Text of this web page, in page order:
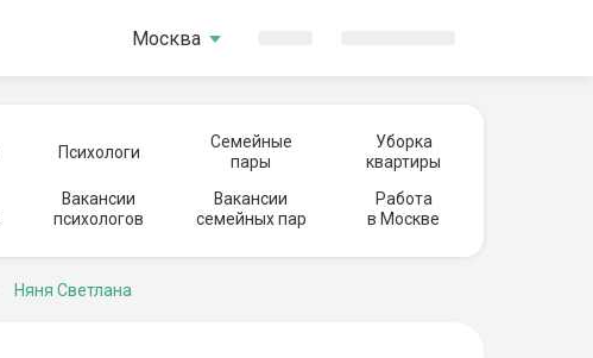
Москва
Психологи
Семейные
пары
Уборка
квартиры
Вакансии
психологов
Вакансии
семейных пар
Работа
в Москве
Няня Светлана